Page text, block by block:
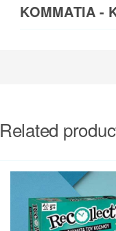
ΚΟΜΜΑΤΙΑ -
Related